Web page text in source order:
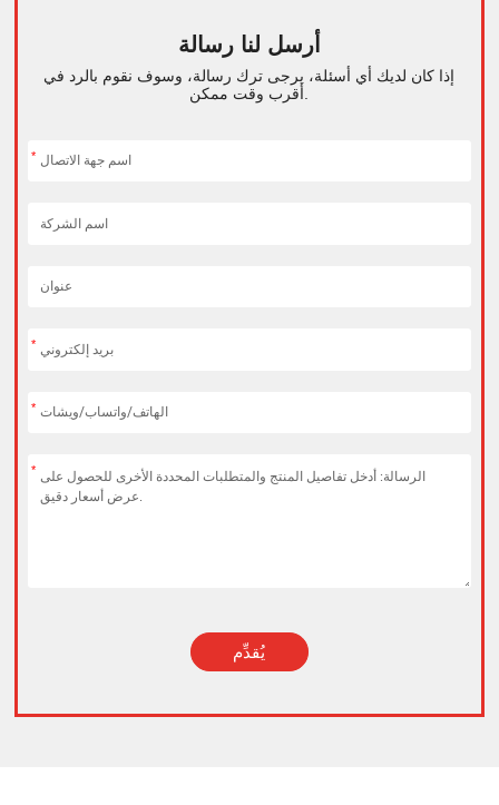
أرسل لنا رسالة
إذا كان لديك أي أسئلة، يرجى ترك رسالة، وسوف نقوم بالرد في
*
*
*
*
يُقدِّم